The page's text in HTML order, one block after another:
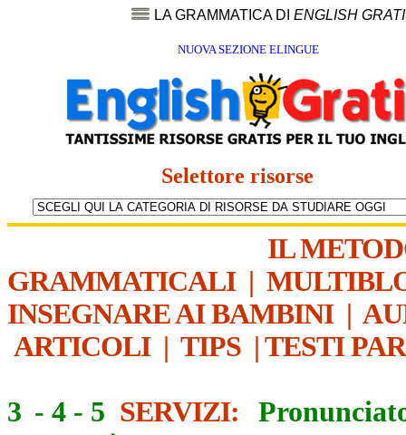
LA GRAMMATICA DI ENGLISH
NUOVA SEZIONE ELINGUE
Selettore risorse
IL
GRAMMATICALI|
INSEGNARE AI BAMBINI|
ARTICOLI| TIPS | TESTI
3 - 4 - 5 SERVIZI: